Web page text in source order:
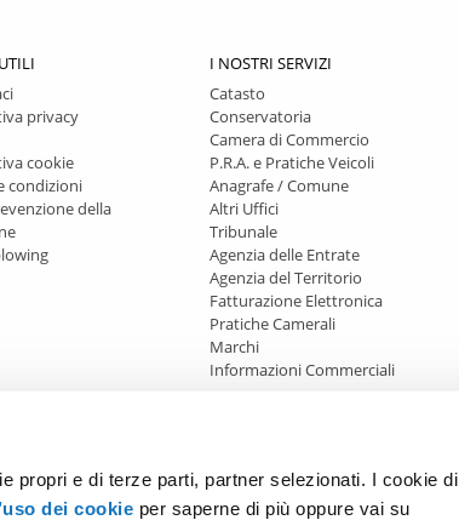
propri e di terze parti, partner selezionati. I cookie di
dei cookie per saperne di più oppure vai su
privacy
cookie
condizioni
della
I NOSTRI SERVIZI
Catasto
Conservatoria
Camera di Commercio
P.R.A. e Pratiche Veicoli
Anagrafe / Comune
Altri Uffici
Tribunale
Agenzia delle Entrate
Agenzia del Territorio
Fatturazione Elettronica
Pratiche Camerali
Marchi
Informazioni Commerciali